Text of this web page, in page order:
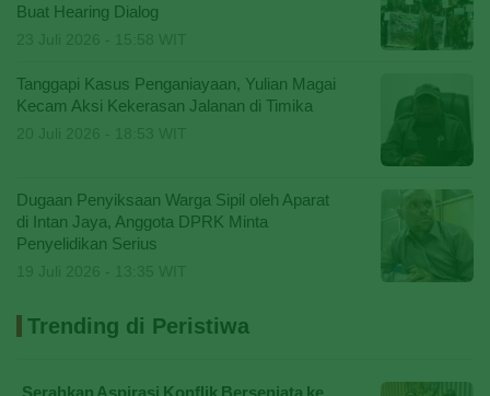
Buat Hearing Dialog
Tanggapi Kasus Penganiayaan, Yulian Magai
Kecam Aksi Kekerasan Jalanan di Timika
Dugaan Penyiksaan Warga Sipil oleh Aparat
di Intan Jaya, Anggota DPRK Minta
Penyelidikan Serius
Trending di Peristiwa
Serahkan Aspirasi Konflik Bersenjata ke